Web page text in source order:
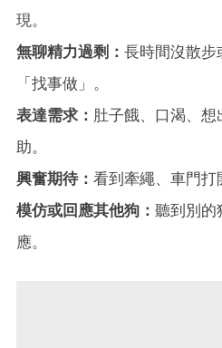
現。
無聊精力過剩： 長時間沒散步
「找事做」。
表達需求： 肚子餓、口渴、
助。
興奮期待： 看到牽繩、車門打
模仿或回應其他狗： 聽到別的
應。